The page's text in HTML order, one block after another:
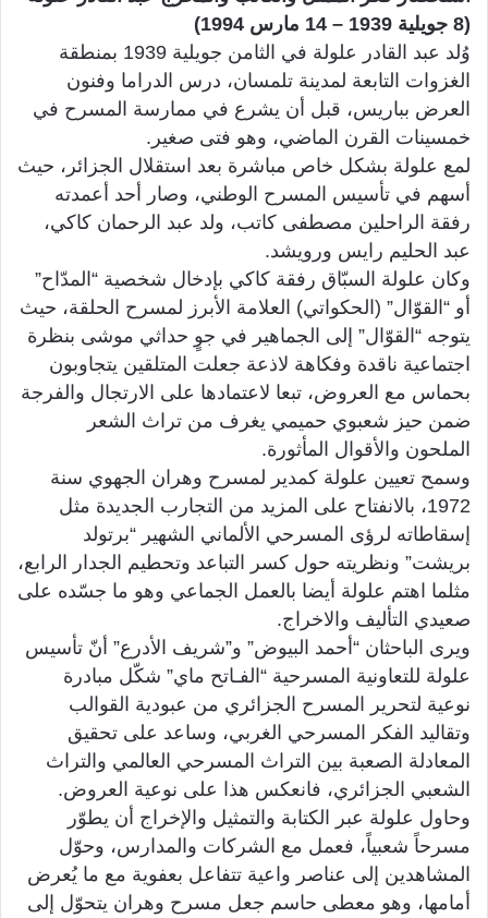
(8 جويلية 1939 – 14 مارس 1994)
وُلد عبد القادر علولة في الثامن جويلية 1939 بمنطقة
الغزوات التابعة لمدينة تلمسان، درس الدراما وفنون
العرض بباريس، قبل أن يشرع في ممارسة المسرح في
خمسينات القرن الماضي، وهو فتى صغير.
لمع علولة بشكل خاص مباشرة بعد استقلال الجزائر، حيث
أسهم في تأسيس المسرح الوطني، وصار أحد أعمدته
رفقة الراحلين مصطفى كاتب، ولد عبد الرحمان كاكي،
عبد الحليم رايس ورويشد.
وكان علولة السبّاق رفقة كاكي بإدخال شخصية “المدّاح”
أو “القوّال” (الحكواتي) العلامة الأبرز لمسرح الحلقة، حيث
يتوجه “القوّال” إلى الجماهير في جوٍ حداثي موشى بنظرة
اجتماعية ناقدة وفكاهة لاذعة جعلت المتلقين يتجاوبون
بحماس مع العروض، تبعا لاعتمادها على الارتجال والفرجة
ضمن حيز شعبوي حميمي يغرف من تراث الشعر
الملحون والأقوال المأثورة.
وسمح تعيين علولة كمدير لمسرح وهران الجهوي سنة
1972، بالانفتاح على المزيد من التجارب الجديدة مثل
إسقاطاته لرؤى المسرحي الألماني الشهير “برتولد
بريشت” ونظريته حول كسر التباعد وتحطيم الجدار الرابع،
مثلما اهتم علولة أيضا بالعمل الجماعي وهو ما جسّده على
صعيدي التأليف والاخراج.
ويرى الباحثان “أحمد البيوض” و”شريف الأدرع” أنّ تأسيس
علولة للتعاونية المسرحية “الفـاتح ماي” شكّل مبادرة
نوعية لتحرير المسرح الجزائري من عبودية القوالب
وتقاليد الفكر المسرحي الغربي، وساعد على تحقيق
المعادلة الصعبة بين التراث المسرحي العالمي والتراث
الشعبي الجزائري، فانعكس هذا على نوعية العروض.
وحاول علولة عبر الكتابة والتمثيل والإخراج أن يطوّر
مسرحاً شعبياً، فعمل مع الشركات والمدارس، وحوّل
المشاهدين إلى عناصر واعية تتفاعل بعفوية مع ما يُعرض
أمامها، وهو معطى حاسم جعل مسرح وهران يتحوّل إلى